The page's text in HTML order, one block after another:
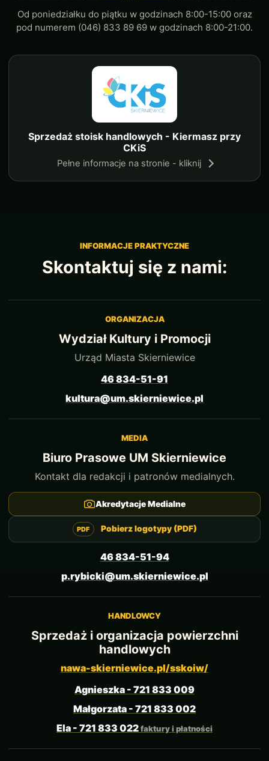
Od poniedziałku do piątku w godzinach 8:00-15:00 oraz
pod numerem (046) 833 89 69 w godzinach 8:00-21:00.
Sprzedaż stoisk handlowych - Kiermasz przy
CKiS
Pełne informacje na stronie - kliknij
INFORMACJE PRAKTYCZNE
Skontaktuj się z nami:
ORGANIZACJA
Wydział Kultury i Promocji
Urząd Miasta Skierniewice
46 834-51-91
kultura@um.skierniewice.pl
MEDIA
Biuro Prasowe UM Skierniewice
Kontakt dla redakcji i patronów medialnych.
Akredytacje Medialne
Pobierz logotypy (PDF)
46 834-51-94
p.rybicki@um.skierniewice.pl
HANDLOWCY
Sprzedaż i organizacja powierzchni
handlowych
nawa-skierniewice.pl/sskoiw/
Agnieszka - 721 833 009
Małgorzata - 721 833 002
Ela - 721 833 022faktury i płatności